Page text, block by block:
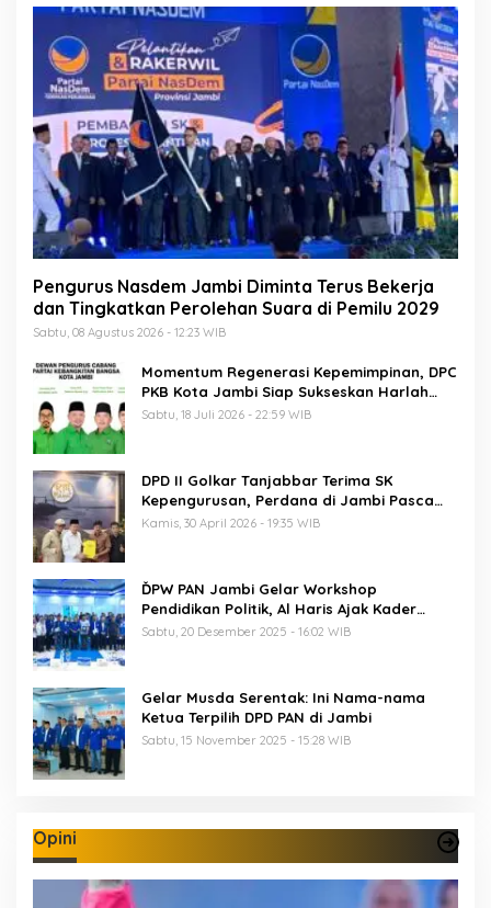
Pengurus Nasdem Jambi Diminta Terus Bekerja
dan Tingkatkan Perolehan Suara di Pemilu 2029
Sabtu, 08 Agustus 2026 - 12:23 WIB
Momentum Regenerasi Kepemimpinan, DPC
PKB Kota Jambi Siap Sukseskan Harlah
PKB ke-28
Sabtu, 18 Juli 2026 - 22:59 WIB
DPD II Golkar Tanjabbar Terima SK
Kepengurusan, Perdana di Jambi Pasca
Musda
Kamis, 30 April 2026 - 19:35 WIB
ĎPW PAN Jambi Gelar Workshop
Pendidikan Politik, Al Haris Ajak Kader
Perkuat Soliditas Jelang Pemilu 2029
Sabtu, 20 Desember 2025 - 16:02 WIB
Gelar Musda Serentak: Ini Nama-nama
Ketua Terpilih DPD PAN di Jambi
Sabtu, 15 November 2025 - 15:28 WIB
Opini